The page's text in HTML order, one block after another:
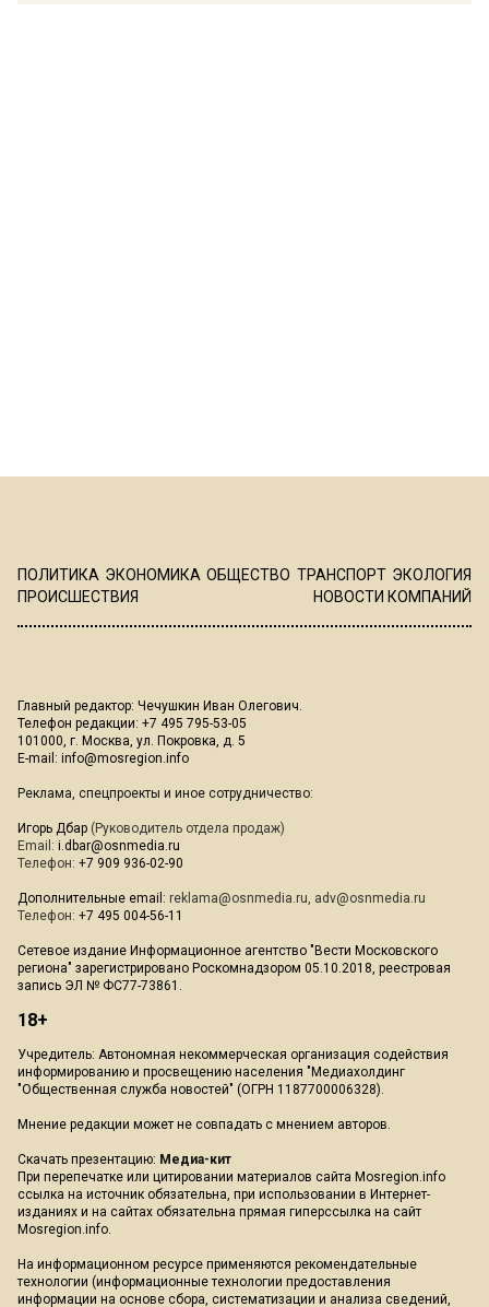
ПОЛИТИКА ЭКОНОМИКА ОБЩЕСТВО ТРАНСПОРТ ЭКОЛОГИЯ
ПРОИСШЕСТВИЯ
НОВОСТИ КОМПАНИЙ
Главный редактор: Чечушкин Иван Олегович.
Телефон редакции: +7 495 795-53-05
101000, г. Москва, ул. Покровка, д. 5
E-mail: info@mosregion.info
Реклама, спецпроекты и иное сотрудничество:
Игорь Дбар (Руководитель отдела продаж)
Email: i.dbar@osnmedia.ru
Телефон: +7 909 936-02-90
Дополнительные email: reklama@osnmedia.ru, adv@osnmedia.ru
Телефон: +7 495 004-56-11
Сетевое издание Информационное агентство "Вести Московского
региона" зарегистрировано Роскомнадзором 05.10.2018, реестровая
запись ЭЛ № ФС77-73861.
18+
Учредитель: Автономная некоммерческая организация содействия
информированию и просвещению населения "Медиахолдинг
"Общественная служба новостей" (ОГРН 1187700006328).
Мнение редакции может не совпадать с мнением авторов.
Скачать презентацию: Медиа-кит
При перепечатке или цитировании материалов сайта Mosregion.info
ссылка на источник обязательна, при использовании в Интернет-
изданиях и на сайтах обязательна прямая гиперссылка на сайт
Mosregion.info.
На информационном ресурсе применяются рекомендательные
технологии (информационные технологии предоставления
информации на основе сбора, систематизации и анализа сведений,